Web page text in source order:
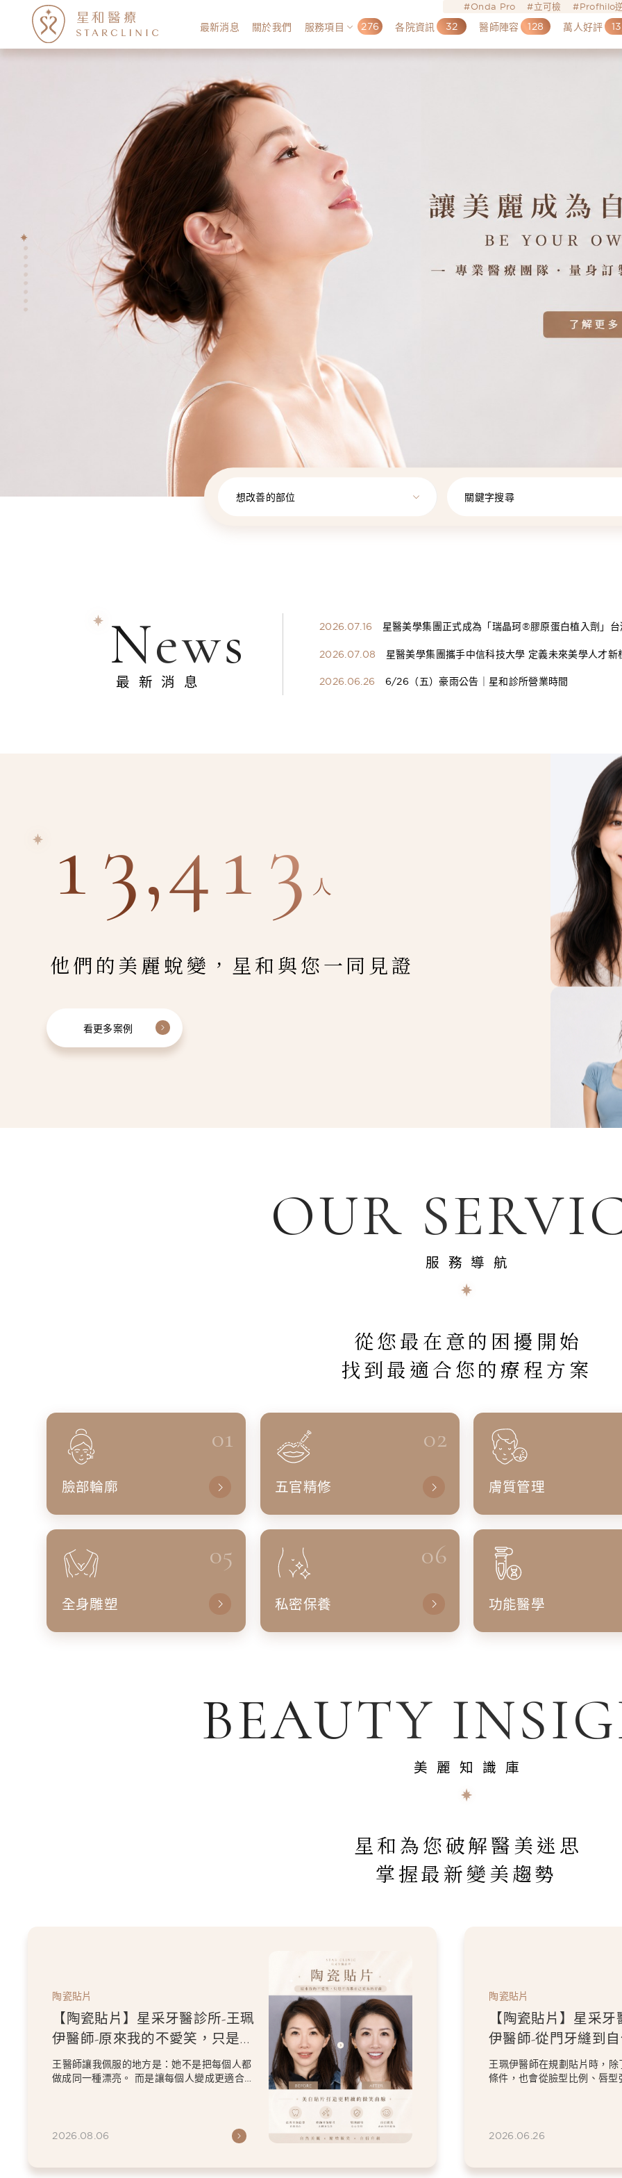
Onda Pro 立可檢 Profhilo
最新消息 關於我們 服務項目 276 各院資訊 32 醫師陣容 128 萬人好評
想改善的部位 關鍵字搜尋
News
最新消息
2026.07.16
星醫美學集團正式成為「瑞晶珂®膠原蛋白植入劑」
2026.07.08
星醫美學集團攜手中信科技大學 定義未來美學人才新
2026.06.26
6/26（五）豪雨公告｜星和診所營業時間
13,413 人
他們的美麗蛻變，星和與您一同見證
看更多案例
OUR
服務導航
從您最在意的困擾開始
找到最適合您的療程方案
01
臉部輪廓
02
五官精修 膚質管理
05
全身雕塑
06
私密保養 功能醫學
BEAUTY
美麗知識庫
星和為您破解醫美迷思
掌握最新變美趨勢
陶瓷貼片
【陶瓷貼片】星采牙醫診所-王珮
伊醫師-原來我的不愛笑，只是不
喜歡自己原本的牙齒
王醫師讓我佩服的地方是：她不是把每個人都
做成同一種漂亮。 而是讓每個人變成更適合自
2026.08.06
陶瓷貼片
【陶瓷貼片】星采
伊醫師-從門牙縫到
白貼片打造更精緻的
王珮伊醫師在規劃貼片時，除
條件，也會從臉型比例、唇型
2026.06.26